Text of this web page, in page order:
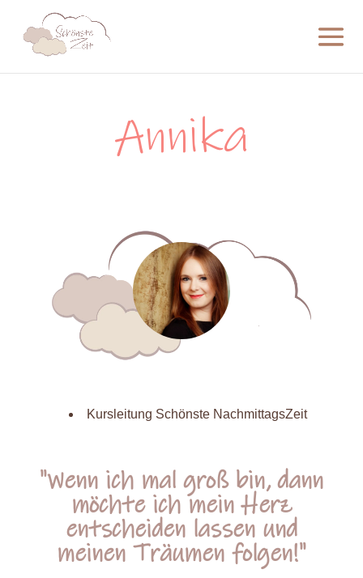
Annika
Kursleitung Schönste NachmittagsZeit
"Wenn ich mal groß bin, dann
möchte ich mein Herz
entscheiden lassen und
meinen Träumen folgen!"